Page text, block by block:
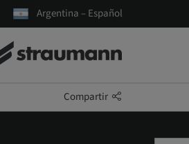
Argentina – Español
Compartir